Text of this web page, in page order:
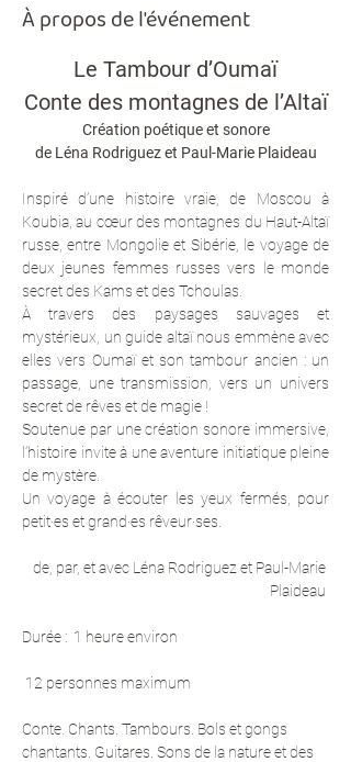
À propos de l'événement
Le Tambour d’Oumaï
Conte des montagnes de l’Altaï
Création poétique et sonore
de Léna Rodriguez et Paul-Marie Plaideau
Inspiré d’une histoire vraie, de Moscou à
Koubia, au cœur des montagnes du Haut-Altaï
russe, entre Mongolie et Sibérie, le voyage de
deux jeunes femmes russes vers le monde
secret des Kams et des Tchoulas.
À travers des paysages sauvages et
mystérieux, un guide altaï nous emmène avec
elles vers Oumaï et son tambour ancien : un
passage, une transmission, vers un univers
secret de rêves et de magie !
Soutenue par une création sonore immersive,
l’histoire invite à une aventure initiatique pleine
de mystère.
Un voyage à écouter les yeux fermés, pour
petit·es et grand·es rêveur·ses.
de, par, et avec Léna Rodriguez et Paul-Marie
Plaideau
Durée :  1 heure environ
12 personnes maximum
Conte. Chants. Tambours. Bols et gongs
chantants. Guitares. Sons de la nature et des